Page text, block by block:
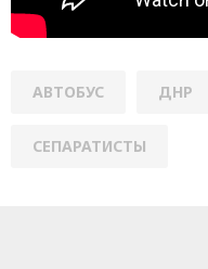
АВТОБУС ДНР
СЕПАРАТИСТЫ